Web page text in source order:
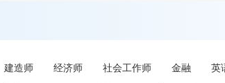
建造师 经济师 社会工作师 金融 英